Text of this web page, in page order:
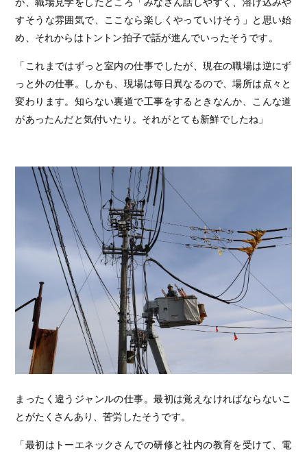
すそうな雰囲気で、ここなら楽しくやっていけそう」と思い始
め、それからはトントン拍子で話が進んでいったそうです。
「これまではずっと室内の仕事でしたが、現在の職場は逆にず
っと外の仕事。しかも、現場は毎日異なるので、場所は点々と
変わります。知らない裏道で工事をするときなんか、こんな道
があったんだと気付いたり。それがとても新鮮でしたね」
まったく違うジャンルの仕事。最初は覚えなければならないこ
とがたくさんあり、苦労したそうです。
「最初はトーエネックさんでの研修と社内の教育を受けて、電